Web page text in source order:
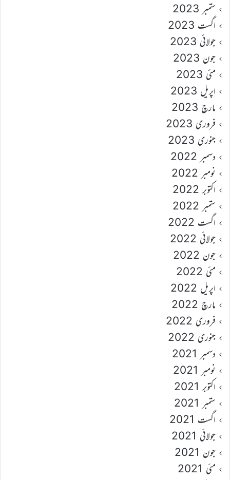
ستمبر 2023
اگست 2023
جولائی 2023
جون 2023
مئی 2023
اپریل 2023
مارچ 2023
فروری 2023
جنوری 2023
دسمبر 2022
نومبر 2022
اکتوبر 2022
ستمبر 2022
اگست 2022
جولائی 2022
جون 2022
مئی 2022
اپریل 2022
مارچ 2022
فروری 2022
جنوری 2022
دسمبر 2021
نومبر 2021
اکتوبر 2021
ستمبر 2021
اگست 2021
جولائی 2021
جون 2021
مئی 2021